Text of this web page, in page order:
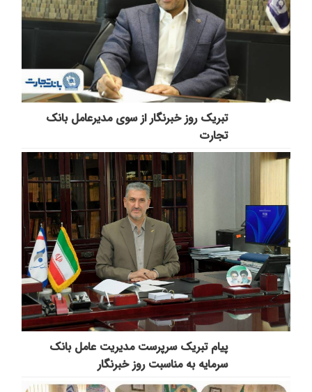
تبریک روز خبرنگار از سوی مدیرعامل بانک
تجارت
پیام تبریک سرپرست مدیریت عامل بانک
سرمایه به مناسبت روز خبرنگار